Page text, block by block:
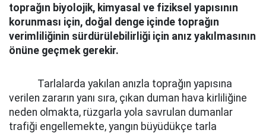
toprağın biyolojik, kimyasal ve fiziksel yapısının
korunması için, doğal denge içinde toprağın
verimliliğinin sürdürülebilirliği için anız yakılmasının
önüne geçmek gerekir.
Tarlalarda yakılan anızla toprağın yapısına
verilen zararın yanı sıra, çıkan duman hava kirliliğine
neden olmakta, rüzgarla yola savrulan dumanlar
trafiği engellemekte, yangın büyüdükçe tarla